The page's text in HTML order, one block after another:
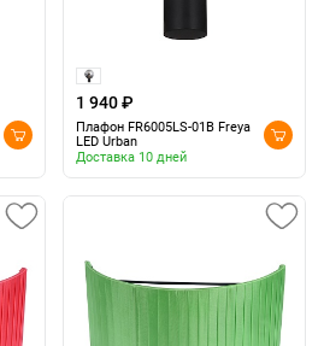
1 940 ₽
Плафон FR6005LS-01B Freya
LED Urban
Доставка 10 дней